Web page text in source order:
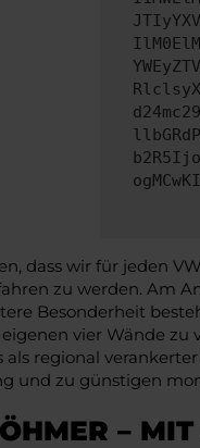
dass wir für jeden
zu werden. Am
Besonderheit
vier Wände
regional
und zu günstigen
–